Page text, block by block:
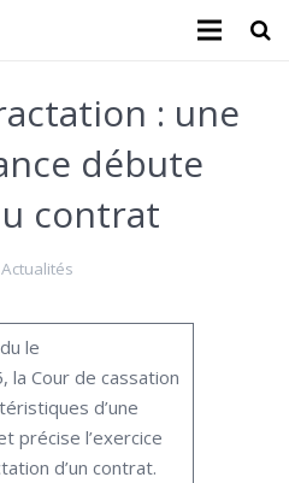
: une
débute
contrat
Actualités
le
la Cour de cassation
d’une
précise l’exercice
d’un contrat.